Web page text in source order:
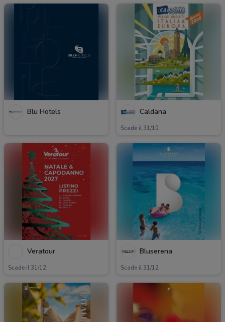
Blu Hotels Caldana
Scade il 31/10
Veratour
Scade il 31/12
Bluserena
Scade il 31/12